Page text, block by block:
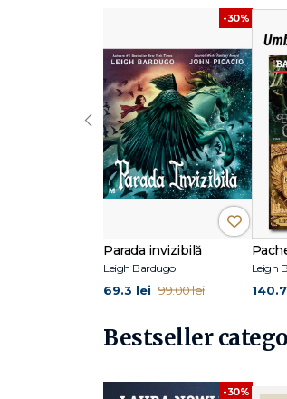
-30%
Parada invizibilă
Leigh Bardugo
69.3 lei 99.00 lei
Leigh
‹
Bestseller
-30%